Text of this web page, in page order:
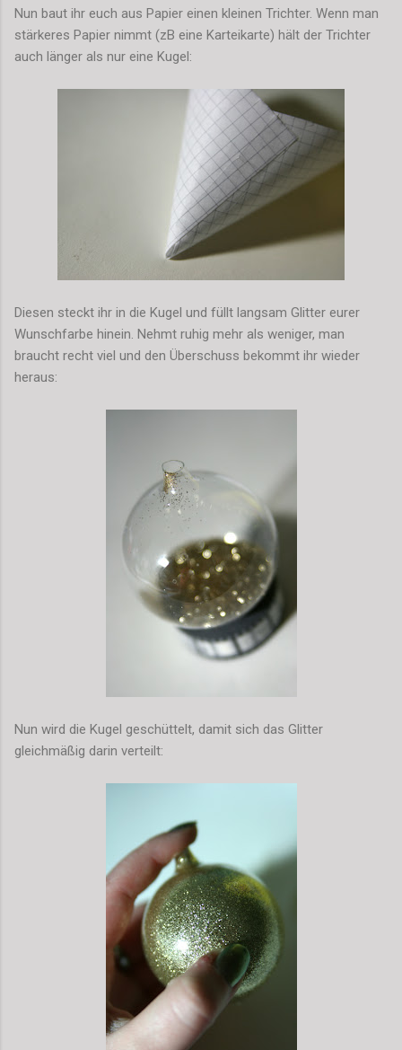
Nun baut ihr euch aus Papier einen kleinen Trichter. Wenn man
stärkeres Papier nimmt (zB eine Karteikarte) hält der Trichter
auch länger als nur eine Kugel:
Diesen steckt ihr in die Kugel und füllt langsam Glitter eurer
Wunschfarbe hinein. Nehmt ruhig mehr als weniger, man
braucht recht viel und den Überschuss bekommt ihr wieder
heraus:
Nun wird die Kugel geschüttelt, damit sich das Glitter
gleichmäßig darin verteilt: